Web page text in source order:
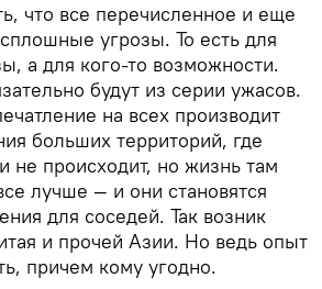
что все перечисленное и еще
угрозы. То есть для
а для кого-то возможности.
будут из серии ужасов.
на всех производит
больших территорий, где
не происходит, но жизнь там
лучше — и они становятся
для соседей. Так возник
и прочей Азии. Но ведь опыт
причем кому угодно.